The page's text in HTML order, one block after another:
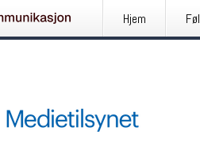
Hjem